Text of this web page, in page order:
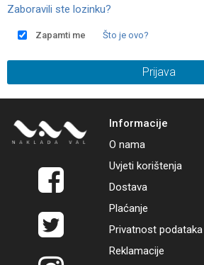
Zaboravili ste lozinku?
Zapamti me Što je ovo?
Prijava
Informacije
O nama
Uvjeti korištenja
Dostava
Plaćanje
Privatnost podataka
Reklamacije